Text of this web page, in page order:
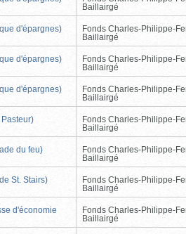
Baillairgé
d'épargnes)
Fonds Charles-Philippe-
Baillairgé
d'épargnes)
Fonds Charles-Philippe-
Baillairgé
d'épargnes)
Fonds Charles-Philippe-
Baillairgé
Fonds Charles-Philippe-
Baillairgé
du feu)
Fonds Charles-Philippe-
Baillairgé
St. Stairs)
Fonds Charles-Philippe-
Baillairgé
d'économie
Fonds Charles-Philippe-
Baillairgé